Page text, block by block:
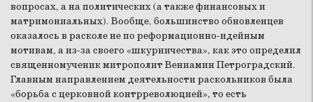
вопросах, а на политических (а также финансовых и
матримониальных). Вообще, большинство обновленцев
оказалось в расколе не по реформационно-идейным
мотивам, а из-за своего «шкурничества», как это определил
священномученик митрополит Вениамин Петроградский.
Главным направлением деятельности раскольников была
«борьба с церковной контрреволюцией», то есть